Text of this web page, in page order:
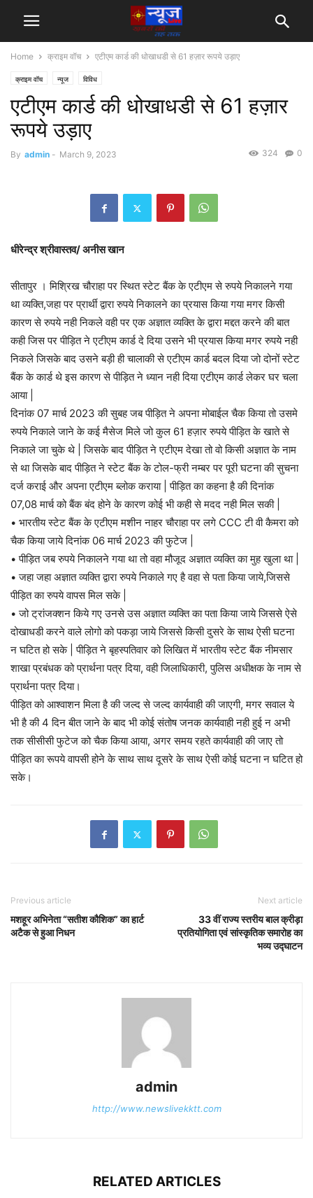
Home क्राइम वॉच एटीएम कार्ड की धोखाधडी से 61 हज़ार रूपये उड़ाए
क्राइम वॉच न्यूज विविध
एटीएम कार्ड की धोखाधडी से 61 हज़ार
रूपये उड़ाए
By admin - March 9, 2023 0
324
धीरेन्द्र श्रीवास्तव/ अनीस खान
सीतापुर । मिश्रिख चौराहा पर स्थित स्टेट बैंक के एटीएम से रुपये निकालने गया
था व्यक्ति,जहा पर प्रार्थी द्वारा रुपये निकालने का प्रयास किया गया मगर किसी
कारण से रुपये नही निकले वही पर एक अज्ञात व्यक्ति के द्वारा मद्दत करने की बात
कही जिस पर पीड़ित ने एटीएम कार्ड दे दिया उसने भी प्रयास किया मगर रुपये नही
निकले जिसके बाद उसने बड़ी ही चालाकी से एटीएम कार्ड बदल दिया जो दोनों स्टेट
बैंक के कार्ड थे इस कारण से पीड़ित ने ध्यान नही दिया एटीएम कार्ड लेकर घर चला
आया |
दिनांक 07 मार्च 2023 की सुबह जब पीड़ित ने अपना मोबाईल चैक किया तो उसमे
रुपये निकाले जाने के कई मैसेज मिले जो कुल 61 हज़ार रुपये पीड़ित के खाते से
निकाले जा चुके थे | जिसके बाद पीड़ित ने एटीएम देखा तो वो किसी अज्ञात के नाम
से था जिसके बाद पीड़ित ने स्टेट बैंक के टोल-फ्री नम्बर पर पूरी घटना की सुचना
दर्ज कराई और अपना एटीएम ब्लोक कराया | पीड़ित का कहना है की दिनांक
07,08 मार्च को बैंक बंद होने के कारण कोई भी कही से मदद नही मिल सकी |
• भारतीय स्टेट बैंक के एटीएम मशीन नाहर चौराहा पर लगे CCC टी वी कैमरा को
चैक किया जाये दिनांक 06 मार्च 2023 की फुटेज |
• पीड़ित जब रुपये निकालने गया था तो वहा मौजूद अज्ञात व्यक्ति का मुह खुला था |
• जहा जहा अज्ञात व्यक्ति द्वारा रुपये निकाले गए है वहा से पता किया जाये,जिससे
पीड़ित का रुपये वापस मिल सके |
• जो ट्रांजक्शन किये गए उनसे उस अज्ञात व्यक्ति का पता किया जाये जिससे ऐसे
दोखाधडी करने वाले लोगो को पकड़ा जाये जिससे किसी दुसरे के साथ ऐसी घटना
न घटित हो सके | पीड़ित ने बृहस्पतिवार को लिखित में भारतीय स्टेट बैंक नीमसार
शाखा प्रबंधक को प्रार्थना पत्र दिया, वही जिलाधिकारी, पुलिस अधीक्षक के नाम से
प्रार्थना पत्र दिया।
पीड़ित को आश्वाशन मिला है की जल्द से जल्द कार्यवाही की जाएगी, मगर सवाल ये
भी है की 4 दिन बीत जाने के बाद भी कोई संतोष जनक कार्यवाही नही हुई न अभी
तक सीसीसी फुटेज को चैक किया आया, अगर समय रहते कार्यवाही की जाए तो
पीड़ित का रूपये वापसी होने के साथ साथ दूसरे के साथ ऐसी कोई घटना न घटित हो
सके।
Previous article
मशहूर अभिनेता “सतीश कौशिक” का हार्ट
अटैक से हुआ निधन
Next article
33 वीं राज्य स्तरीय बाल क्रीड़ा
प्रतियोगिता एवं सांस्कृतिक समारोह का
भव्य उद्घाटन
admin
http://www.newslivekktt.com
RELATED ARTICLES